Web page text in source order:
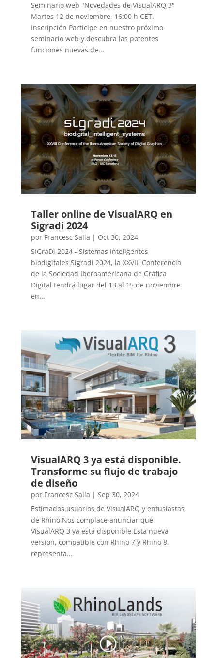
Seminario web "Novedades de VisualARQ 3"
Martes 12 de noviembre, 16:00 h CET.
Inscripción Participe en nuestro próximo
seminario web y descubra las potentes
funciones nuevas de...
Taller online de VisualARQ en
Sigradi 2024
por Francesc Salla | Oct 30, 2024
SIGraDi 2024 - Sistemas inteligentes
biodigitales Sigradi 2024, la XXVIII Conferencia
de la Sociedad Iberoamericana de Gráfica
Digital tendrá lugar del 13 al 15 de noviembre
en...
VisualARQ 3 ya está disponible.
Transforme su flujo de trabajo
de diseño
por Francesc Salla | Sep 30, 2024
Estimados usuarios de VisualARQ y entusiastas
de Rhino,Nos complace anunciar que
VisualARQ 3 ya está disponible.Esta nueva
versión, compatible con Rhino 7 y Rhino 8,
representa...